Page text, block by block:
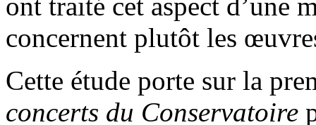
concernent plutôt les
Cette étude porte sur la
concerts du Conservatoire